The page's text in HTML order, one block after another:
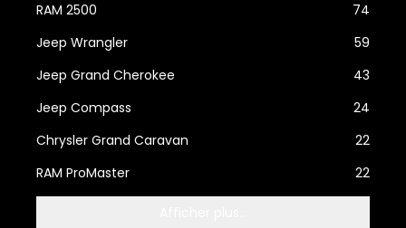
RAM 2500
74
Jeep Wrangler
59
Jeep Grand Cherokee
43
Jeep Compass
24
Chrysler Grand Caravan
22
RAM ProMaster
22